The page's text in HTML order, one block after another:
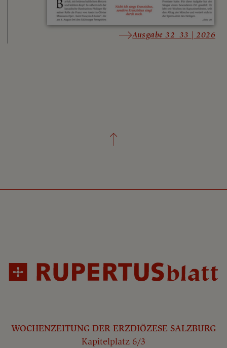
Ausgabe 32_33 | 2026
WOCHENZEITUNG DER ERZDIÖZESE SALZBURG
Kapitelplatz 6/3